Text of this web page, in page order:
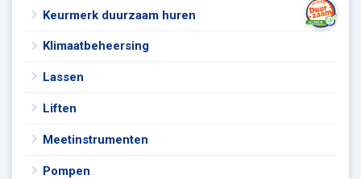
Keurmerk duurzaam huren
Klimaatbeheersing
Lassen
Liften
Meetinstrumenten
Pompen